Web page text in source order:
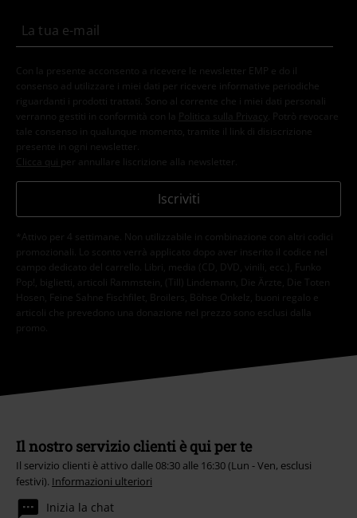
Con la presente acconsento a ricevere le newsletter EMP e do il
consenso ad utilizzare i miei dati per ricevere informative periodiche
riguardanti i prodotti trattati. Sono al corrente che i miei dati personali
verranno gestiti in conformità con la
Politica sulla Privacy
. Potrò revocare
tale consenso in qualunque momento, tramite il link di disiscrizione
presente in ogni newsletter.
Clicca qui per annullare liscrizione alla newsletter.
Iscriviti
*Attivo per 4 settimane. Non utilizzabile in combinazione con altri codici
promozionali. Lo sconto verrà applicato dopo aver inserito il codice nel
campo dedicato del carrello. Libri, media (CD, DVD, vinili, ecc.), Funko
Pop!, biglietti, articoli Rammstein, (Till) Lindemann, Die Ärzte, Die Toten
Hosen, Feine Sahne Fischfilet, Broilers, Böhse Onkelz, buoni regalo e
articoli che prevedono una donazione nel prezzo sono esclusi dalla
promo.
Il nostro servizio clienti è qui per te
Il servizio clienti è attivo dalle 08:30 alle 16:30 (Lun - Ven, esclusi
festivi). Informazioni ulteriori
Inizia la chat